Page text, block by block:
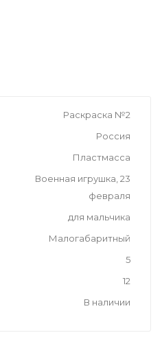
Раскраска №2
Россия
Пластмасса
Военная игрушка, 23
февраля
для мальчика
Малогабаритный
5
12
В наличии